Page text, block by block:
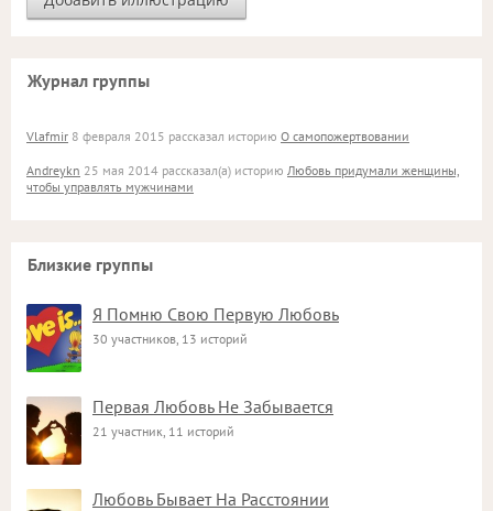
Журнал группы
Vlafmir 8 февраля 2015 рассказал историю О самопожертвовании
Andreykn 25 мая 2014 рассказал(а) историю Любовь придумали женщины,
чтобы управлять мужчинами
Близкие группы
Я Помню Свою Первую Любовь
30 участников, 13 историй
Первая Любовь Не Забывается
21 участник, 11 историй
Любовь Бывает На Расстоянии